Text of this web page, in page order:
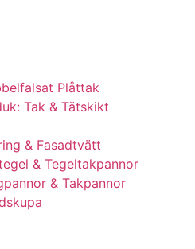
Plåttak
Tak & Tätskikt
& Fasadtvätt
& Tegeltakpannor
& Takpannor